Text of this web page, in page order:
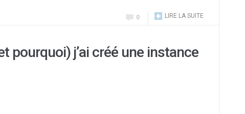
LIRE LA SUITE
0
pourquoi) j’ai créé une instance